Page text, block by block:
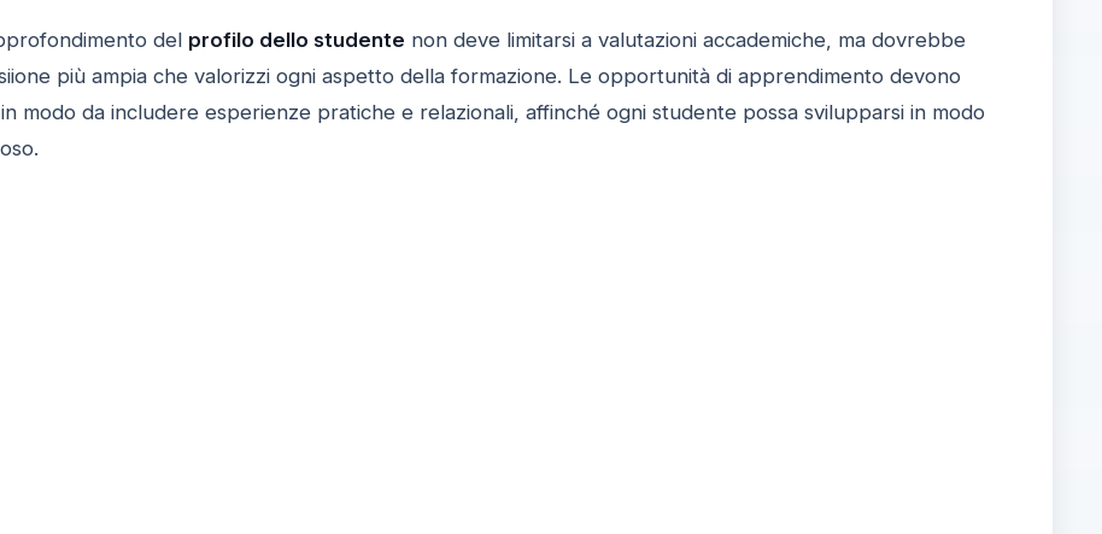
del profilo dello studente non deve limitarsi a valutazioni accademiche, ma dovrebbe
più ampia che valorizzi ogni aspetto della formazione. Le opportunità di apprendimento devono
modo da includere esperienze pratiche e relazionali, affinché ogni studente possa svilupparsi in modo